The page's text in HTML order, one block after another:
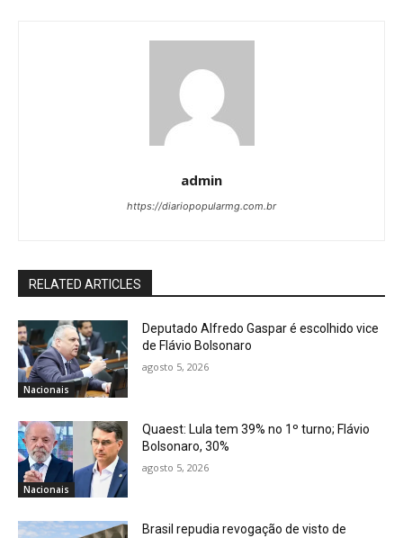
admin
https://diariopopularmg.com.br
RELATED ARTICLES
Nacionais
Deputado Alfredo Gaspar é escolhido vice
de Flávio Bolsonaro
agosto 5, 2026
Nacionais
Quaest: Lula tem 39% no 1º turno; Flávio
Bolsonaro, 30%
agosto 5, 2026
Brasil repudia revogação de visto de